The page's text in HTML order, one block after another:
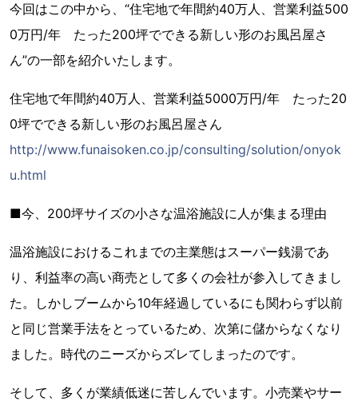
今回はこの中から、“住宅地で年間約40万人、営業利益500
0万円/年 たった200坪でできる新しい形のお風呂屋さ
ん”の一部を紹介いたします。
住宅地で年間約40万人、営業利益5000万円/年 たった20
0坪でできる新しい形のお風呂屋さん
http://www.funaisoken.co.jp/consulting/solution/onyok
u.html
■今、200坪サイズの小さな温浴施設に人が集まる理由
温浴施設におけるこれまでの主業態はスーパー銭湯であ
り、利益率の高い商売として多くの会社が参入してきまし
た。しかしブームから10年経過しているにも関わらず以前
と同じ営業手法をとっているため、次第に儲からなくなり
ました。時代のニーズからズレてしまったのです。
そして、多くが業績低迷に苦しんでいます。小売業やサー